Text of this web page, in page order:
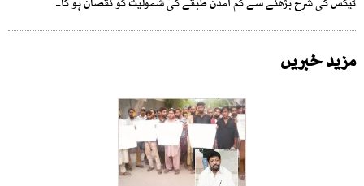
ٹیکس کی شرح بڑھنے سے کم آمدن طبقے کی شمولیت کو نقصان ہو گا۔
مزید خبریں